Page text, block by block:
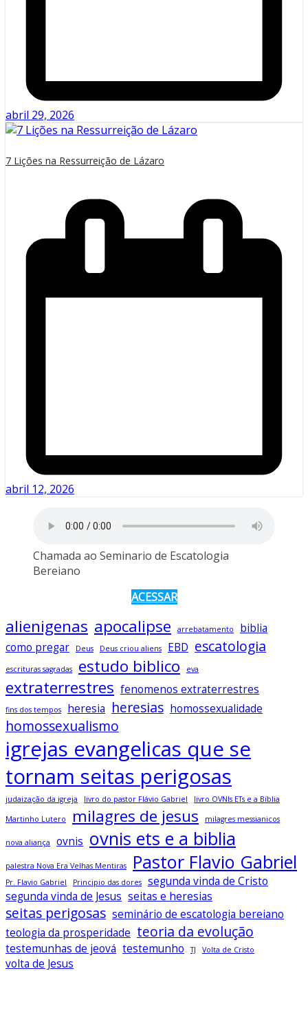
abril 29, 2026
7 Lições na Ressurreição de Lázaro
abril 12, 2026
Chamada ao Seminario de Escatologia
Bereiano
ACESSAR
alienigenas apocalipse arrebatamento
biblia
como pregar
Deus Deus criou aliens EBD escatologia
escrituras sagradas estudo biblico eva
extraterrestres fenomenos extraterrestres
fins dos tempos heresia heresias homossexualidade
homossexualismo
igrejas evangelicas que se
tornam seitas perigosas
judaização da igreja livro do pastor Flávio Gabriel livro OVNIs ETs e a Bíblia
Martinho Lutero milagres de jesus milagres messianicos
nova aliança ovnis ovnis ets e a biblia
palestra Nova Era Velhas Mentiras Pastor Flavio Gabriel
Pr. Flavio Gabriel Principio das dores
segunda vinda de Cristo
segunda vinda de Jesus seitas e heresias
seitas perigosas seminário de escatologia bereiano
teologia da prosperidade teoria da evolução
testemunhas de jeová testemunho TJ Volta de Cristo
volta de Jesus